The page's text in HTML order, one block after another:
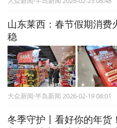
山东莱西：春节假期消费
稳
大众新闻·半岛新闻 2026-02-19 08:01
冬季守护丨看好你的年货